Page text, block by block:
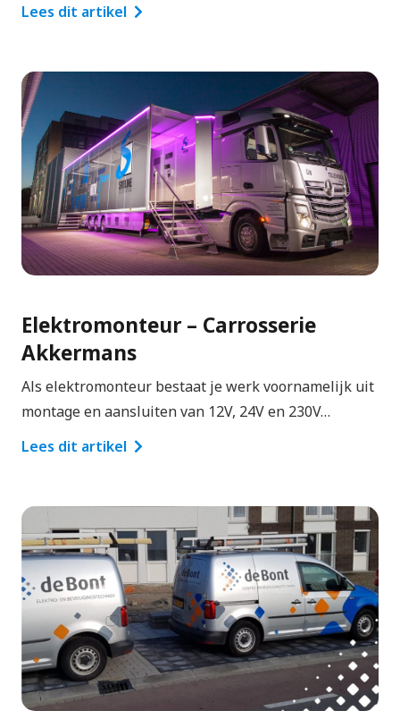
Lees dit artikel
Elektromonteur – Carrosserie
Akkermans
Als elektromonteur bestaat je werk voornamelijk uit
montage en aansluiten van 12V, 24V en 230V…
Lees dit artikel